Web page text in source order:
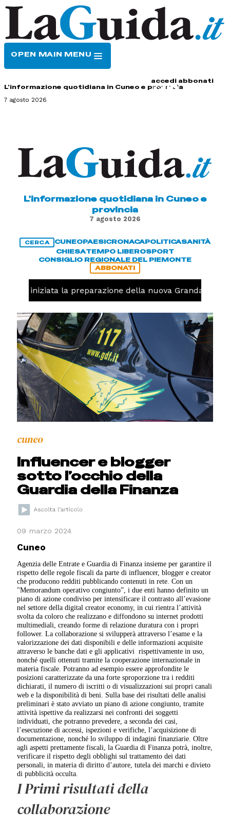
OPEN MAIN MENU
accedi abbonati
L'informazione quotidiana in Cuneo e provincia
7 agosto 2026
L'informazione quotidiana in Cuneo e
provincia
7 agosto 2026
CERCA CUNEOPAESICRONACAPOLITICASANITÀ
CHIESATEMPO LIBEROSPORT
CONSIGLIO REGIONALE DEL PIEMONTE
ABBONATI
iniziata la preparazione della nuova Granda Volley
cuneo
Influencer e blogger
sotto l’occhio della
Guardia della Finanza
09 marzo 2024
Cuneo
Agenzia delle Entrate e Guardia di Finanza insieme per garantire il
rispetto delle regole fiscali da parte di influencer, blogger e creator
che producono redditi pubblicando contenuti in rete. Con un
"Memorandum operativo congiunto”, i due enti hanno definito un
piano di azione condiviso per intensificare il contrasto all’evasione
nel settore della digital creator economy, in cui rientra l’attività
svolta da coloro che realizzano e diffondono su internet prodotti
multimediali, creando forme di relazione duratura con i propri
follower. La collaborazione si svilupperà attraverso l’esame e la
valorizzazione dei dati disponibili e delle informazioni acquisite
attraverso le banche dati e gli applicativi rispettivamente in uso,
nonché quelli ottenuti tramite la cooperazione internazionale in
materia fiscale. Potranno ad esempio essere approfondite le
posizioni caratterizzate da una forte sproporzione tra i redditi
dichiarati, il numero di iscritti o di visualizzazioni sui propri canali
web e la disponibilità di beni. Sulla base dei risultati delle analisi
preliminari è stato avviato un piano di azione congiunto, tramite
attività ispettive da realizzarsi nei confronti dei soggetti
individuati, che potranno prevedere, a seconda dei casi,
l’esecuzione di accessi, ispezioni e verifiche, l’acquisizione di
documentazione, nonché lo sviluppo di indagini finanziarie. Oltre
agli aspetti prettamente fiscali, la Guardia di Finanza potrà, inoltre,
verificare il rispetto degli obblighi sul trattamento dei dati
personali, in materia di diritto d’autore, tutela dei marchi e divieto
di pubblicità occulta.
I Primi risultati della
collaborazione